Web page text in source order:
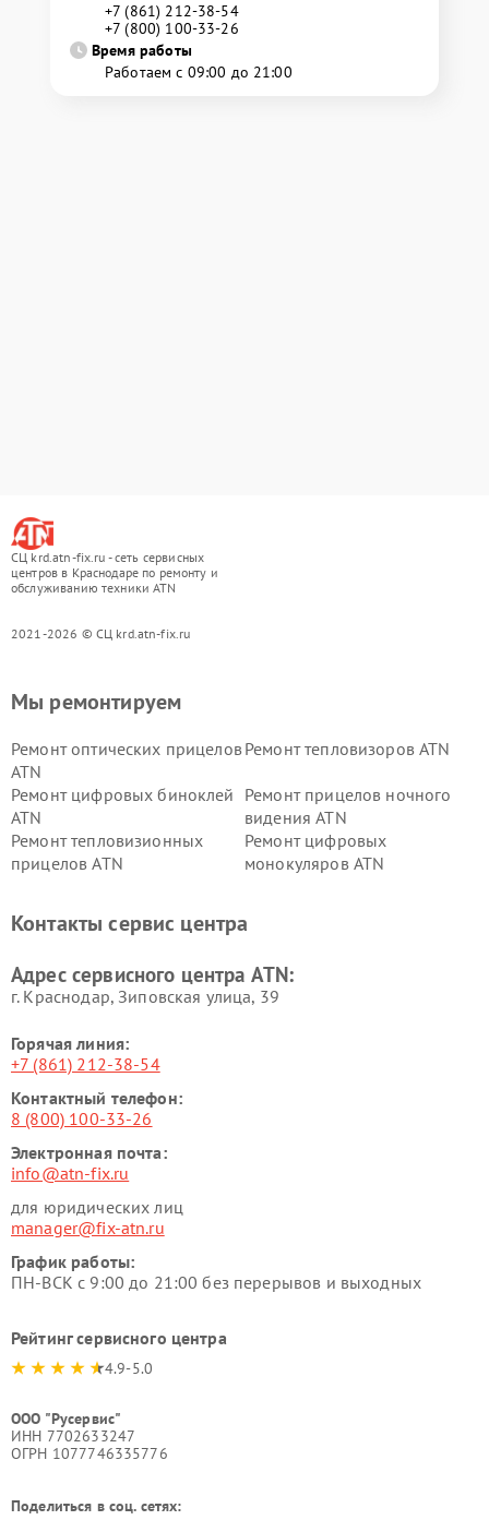
+7 (861) 212-38-54
+7 (800) 100-33-26
Время работы
Работаем с 09:00 до 21:00
СЦ krd.atn-fix.ru - сеть сервисных
центров в Краснодаре по ремонту и
обслуживанию техники ATN
2021-2026 © СЦ krd.atn-fix.ru
Мы ремонтируем
Ремонт оптических прицелов
ATN
Ремонт тепловизоров ATN
Ремонт цифровых биноклей
ATN
Ремонт прицелов ночного
видения ATN
Ремонт тепловизионных
прицелов ATN
Ремонт цифровых
монокуляров ATN
Контакты сервис центра
Адрес сервисного центра ATN:
г. Краснодар, Зиповская улица, 39
Горячая линия:
+7 (861) 212-38-54
Контактный телефон:
8 (800) 100-33-26
Электронная почта:
info@atn-fix.ru
для юридических лиц
manager@fix-atn.ru
График работы:
ПН-ВСК с 9:00 до 21:00 без перерывов и выходных
Рейтинг сервисного центра
4.9-5.0
ООО "Русервис"
ИНН 7702633247
ОГРН 1077746335776
Поделиться в соц. сетях: